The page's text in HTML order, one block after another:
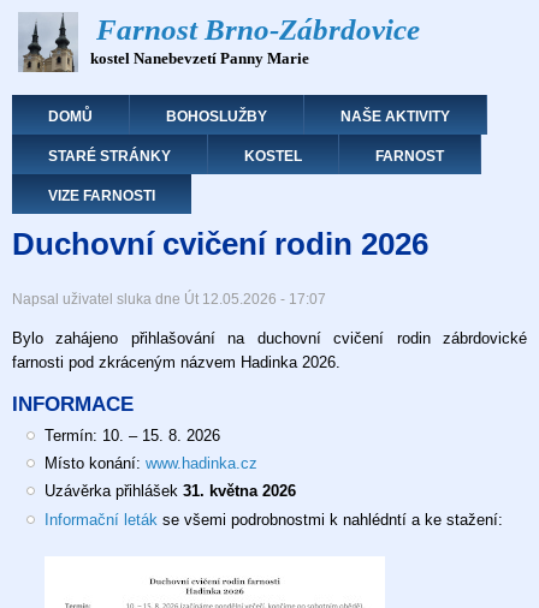
Přejít
hlavnímu
Farnost Brno-Zábrdovice
kostel Nanebevzetí Panny Marie
Hlavní navigace
DOMŮ BOHOSLUŽBY NAŠE AKTIVITY
STARÉ STRÁNKY KOSTEL FARNOST
VIZE FARNOSTI
Duchovní cvičení rodin 2026
Napsal uživatel sluka dne Út 12.05.2026 - 17:07
Bylo zahájeno přihlašování na duchovní cvičení rodin zábrdovické
farnosti pod zkráceným názvem Hadinka 2026.
INFORMACE
Termín: 10. – 15. 8. 2026
Místo konání: www.hadinka.cz
Uzávěrka přihlášek 31. května 2026
Informační leták se všemi podrobnostmi k nahlédntí a ke stažení: